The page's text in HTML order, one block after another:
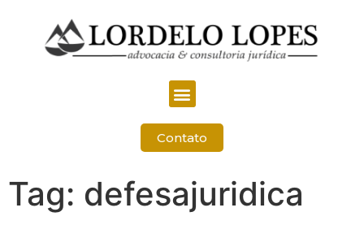
Contato
Tag: defesajuridica